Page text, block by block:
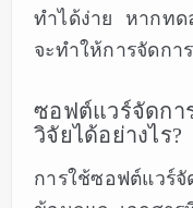
ทำได้ง่าย หากทด
จะทำให้การจัดกา
ซอฟต์แวร์จัดกา
วิจัยได้อย่างไร?
การใช้ซอฟต์แวร์จั